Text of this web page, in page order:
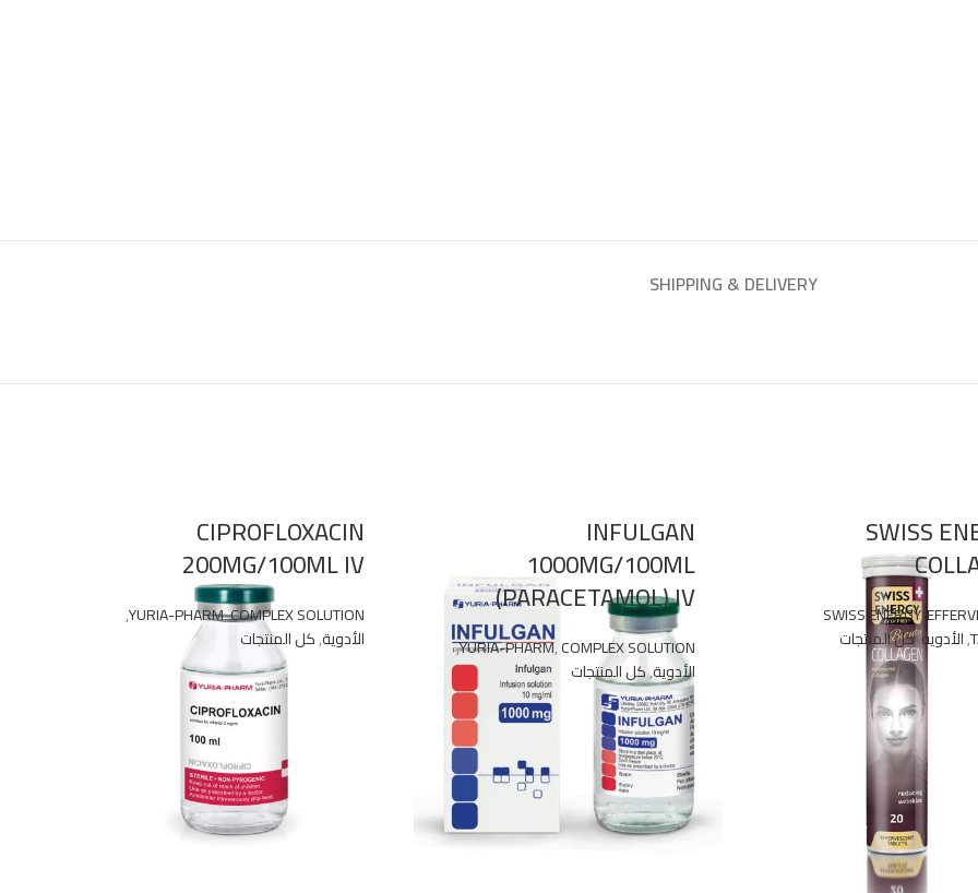
SHIPPING & DELIVERY
SWISS
SWISS ENERGY,
,الأدوية,كل المنتجات
INFULGAN
1000MG/100ML
(PARACETAMOL) IV
YURIA-PHARM,COMPLEX SOLUTION
,
الأدوية,كل المنتجات
CIPROFLOXACIN
200MG/100ML IV
YURIA-PHARM,COMPLEX SOLUTION
,
الأدوية,كل المنتجات